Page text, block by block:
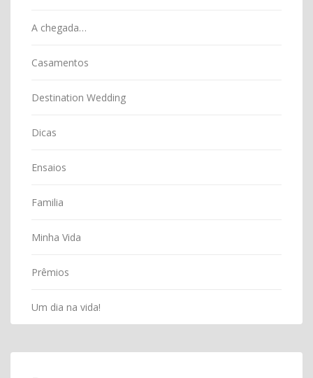
A chegada…
Casamentos
Destination Wedding
Dicas
Ensaios
Familia
Minha Vida
Prêmios
Um dia na vida!